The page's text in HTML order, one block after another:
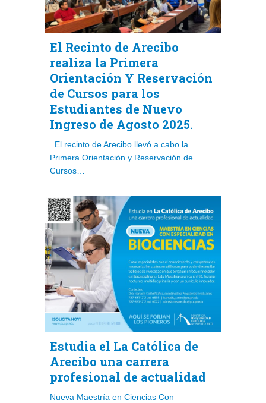
El Recinto de Arecibo
realiza la Primera
Orientación Y Reservación
de Cursos para los
Estudiantes de Nuevo
Ingreso de Agosto 2025.
El recinto de Arecibo llevó a cabo la
Primera Orientación y Reservación de
Cursos…
Estudia el La Católica de
Arecibo una carrera
profesional de actualidad
Nueva Maestría en Ciencias Con